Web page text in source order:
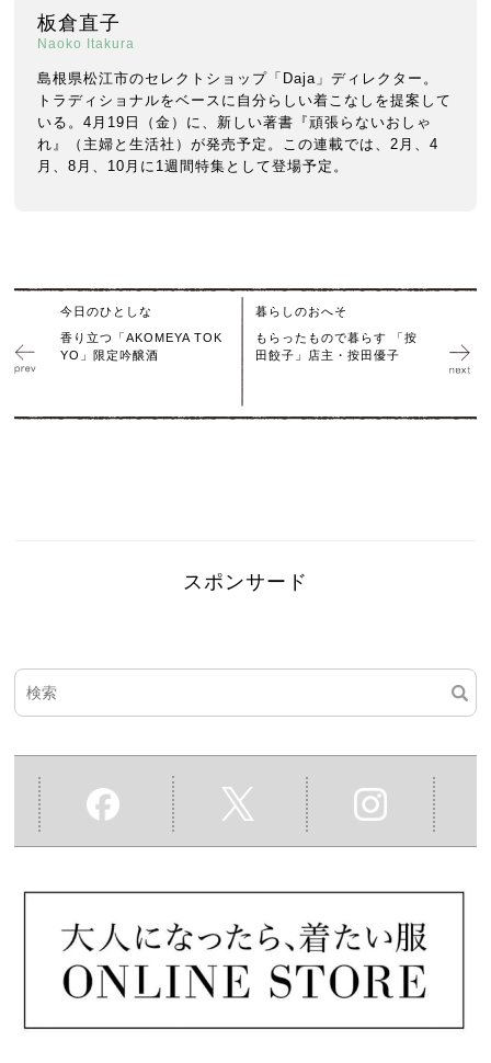
板倉直子
Naoko Itakura
島根県松江市のセレクトショップ「Daja」ディレクター。
トラディショナルをベースに自分らしい着こなしを提案して
いる。4月19日（金）に、新しい著書『頑張らないおしゃ
れ』（主婦と生活社）が発売予定。この連載では、2月、4
月、8月、10月に1週間特集として登場予定。
今日のひとしな
香り立つ「AKOMEYA TOK
YO」限定吟醸酒
暮らしのおへそ
もらったもので暮らす 「按
田餃子」店主・按田優子
スポンサード